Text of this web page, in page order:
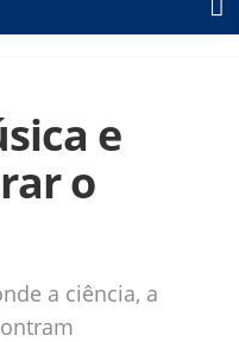
e
o
a ciência, a